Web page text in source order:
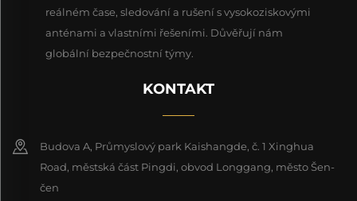
reálném čase, sledování a rušení s vysokoziskovými
anténami a vlastními řešeními. Důvěřují nám
globální bezpečnostní týmy.
KONTAKT
Budova A, Průmyslový park Kaishangde, č. 1 Xinghua
Road, městská část Pingdi, obvod Longgang, město Šen-
čen